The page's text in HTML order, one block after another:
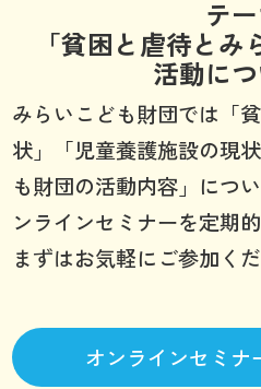
テ
「貧困と虐待と
活動につ
みらいこども財団では「
状」「児童養護施設の現
も財団の活動内容」につ
ンラインセミナーを定期
まずはお気軽にご参加くだ
オンラインセミナ